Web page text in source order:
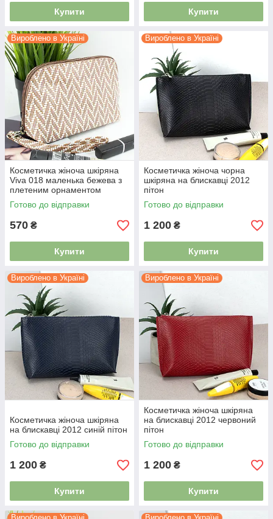
Купити Купити
Вироблено в Україні
Косметичка жіноча шкіряна
Viva 018 маленька бежева з
плетеним орнаментом
Готово до відправки
570 ₴
Купити
Вироблено в Україні
Косметичка жіноча чорна
шкіряна на блискавці 2012
пітон
Готово до відправки
1 200 ₴
Купити
Вироблено в Україні
Косметичка жіноча шкіряна
на блискавці 2012 синій пітон
Готово до відправки
1 200 ₴
Купити
Вироблено в Україні
Косметичка жіноча шкіряна
на блискавці 2012 червоний
пітон
Готово до відправки
1 200 ₴
Купити